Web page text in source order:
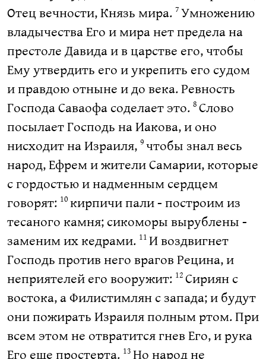
Отец вечности, Князь мира. 7 Умножению
владычества Его и мира нет предела на
престоле Давида и в царстве его, чтобы
Ему утвердить его и укрепить его судом
и правдою отныне и до века. Ревность
Господа Саваофа соделает это. 8 Слово
посылает Господь на Иакова, и оно
нисходит на Израиля, 9 чтобы знал весь
народ, Ефрем и жители Самарии, которые
с гордостью и надменным сердцем
говорят: 10 кирпичи пали - построим из
тесаного камня; сикоморы вырублены -
заменим их кедрами. 11 И воздвигнет
Господь против него врагов Рецина, и
неприятелей его вооружит: 12 Сириян с
востока, а Филистимлян с запада; и будут
они пожирать Израиля полным ртом. При
всем этом не отвратится гнев Его, и рука
Его еще простерта. 13 Но народ не